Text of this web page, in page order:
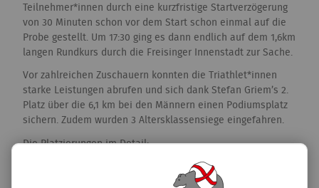
Teilnehmer*innen durch eine kurzfristige Startverzögerung
von 30 Minuten schon vor dem Start schon einmal auf die
Probe gestellt. Um 17:30 ging es dann endlich auf dem 1,6km
langen Rundkurs durch die Freisinger Innenstadt zur Sache.
Vor zahlreichen Zuschauern konnten die Triathlet*innen
starke Leistungen abrufen und sich dank Stefan Griem’s 2.
Platz über die 6,1 km bei den Männern einen Podiumsplatz
sichern. Zudem wurden 3 Altersklassensiege eingefahren.
Die Platzierungen im Detail: